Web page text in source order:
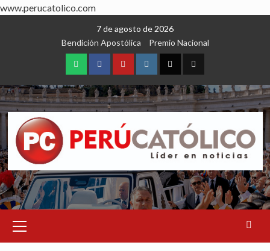
www.perucatolico.com
7 de agosto de 2026
Bendición Apostólica
Premio Nacional
WhatsAppFacebookYoutubeInstagram
X TikTok
Menu